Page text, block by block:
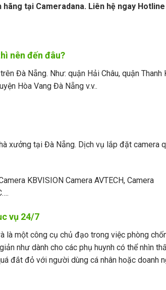
tại Cameradana. Liên hệ ngay Hotline
nên đến đâu?
Đà Nẵng. Như: quận Hải Châu, quận Thanh
Hòa Vang Đà Nẵng v.v..
xưởng tại Đà Nẵng. Dịch vụ lắp đặt camera
KBVISION Camera AVTECH, Camera
vụ 24/7
là một công cụ chủ đạo trong việc phòng
như dành cho các phụ huynh có thể nhìn
đắt đỏ với người dùng cá nhân hoặc doanh